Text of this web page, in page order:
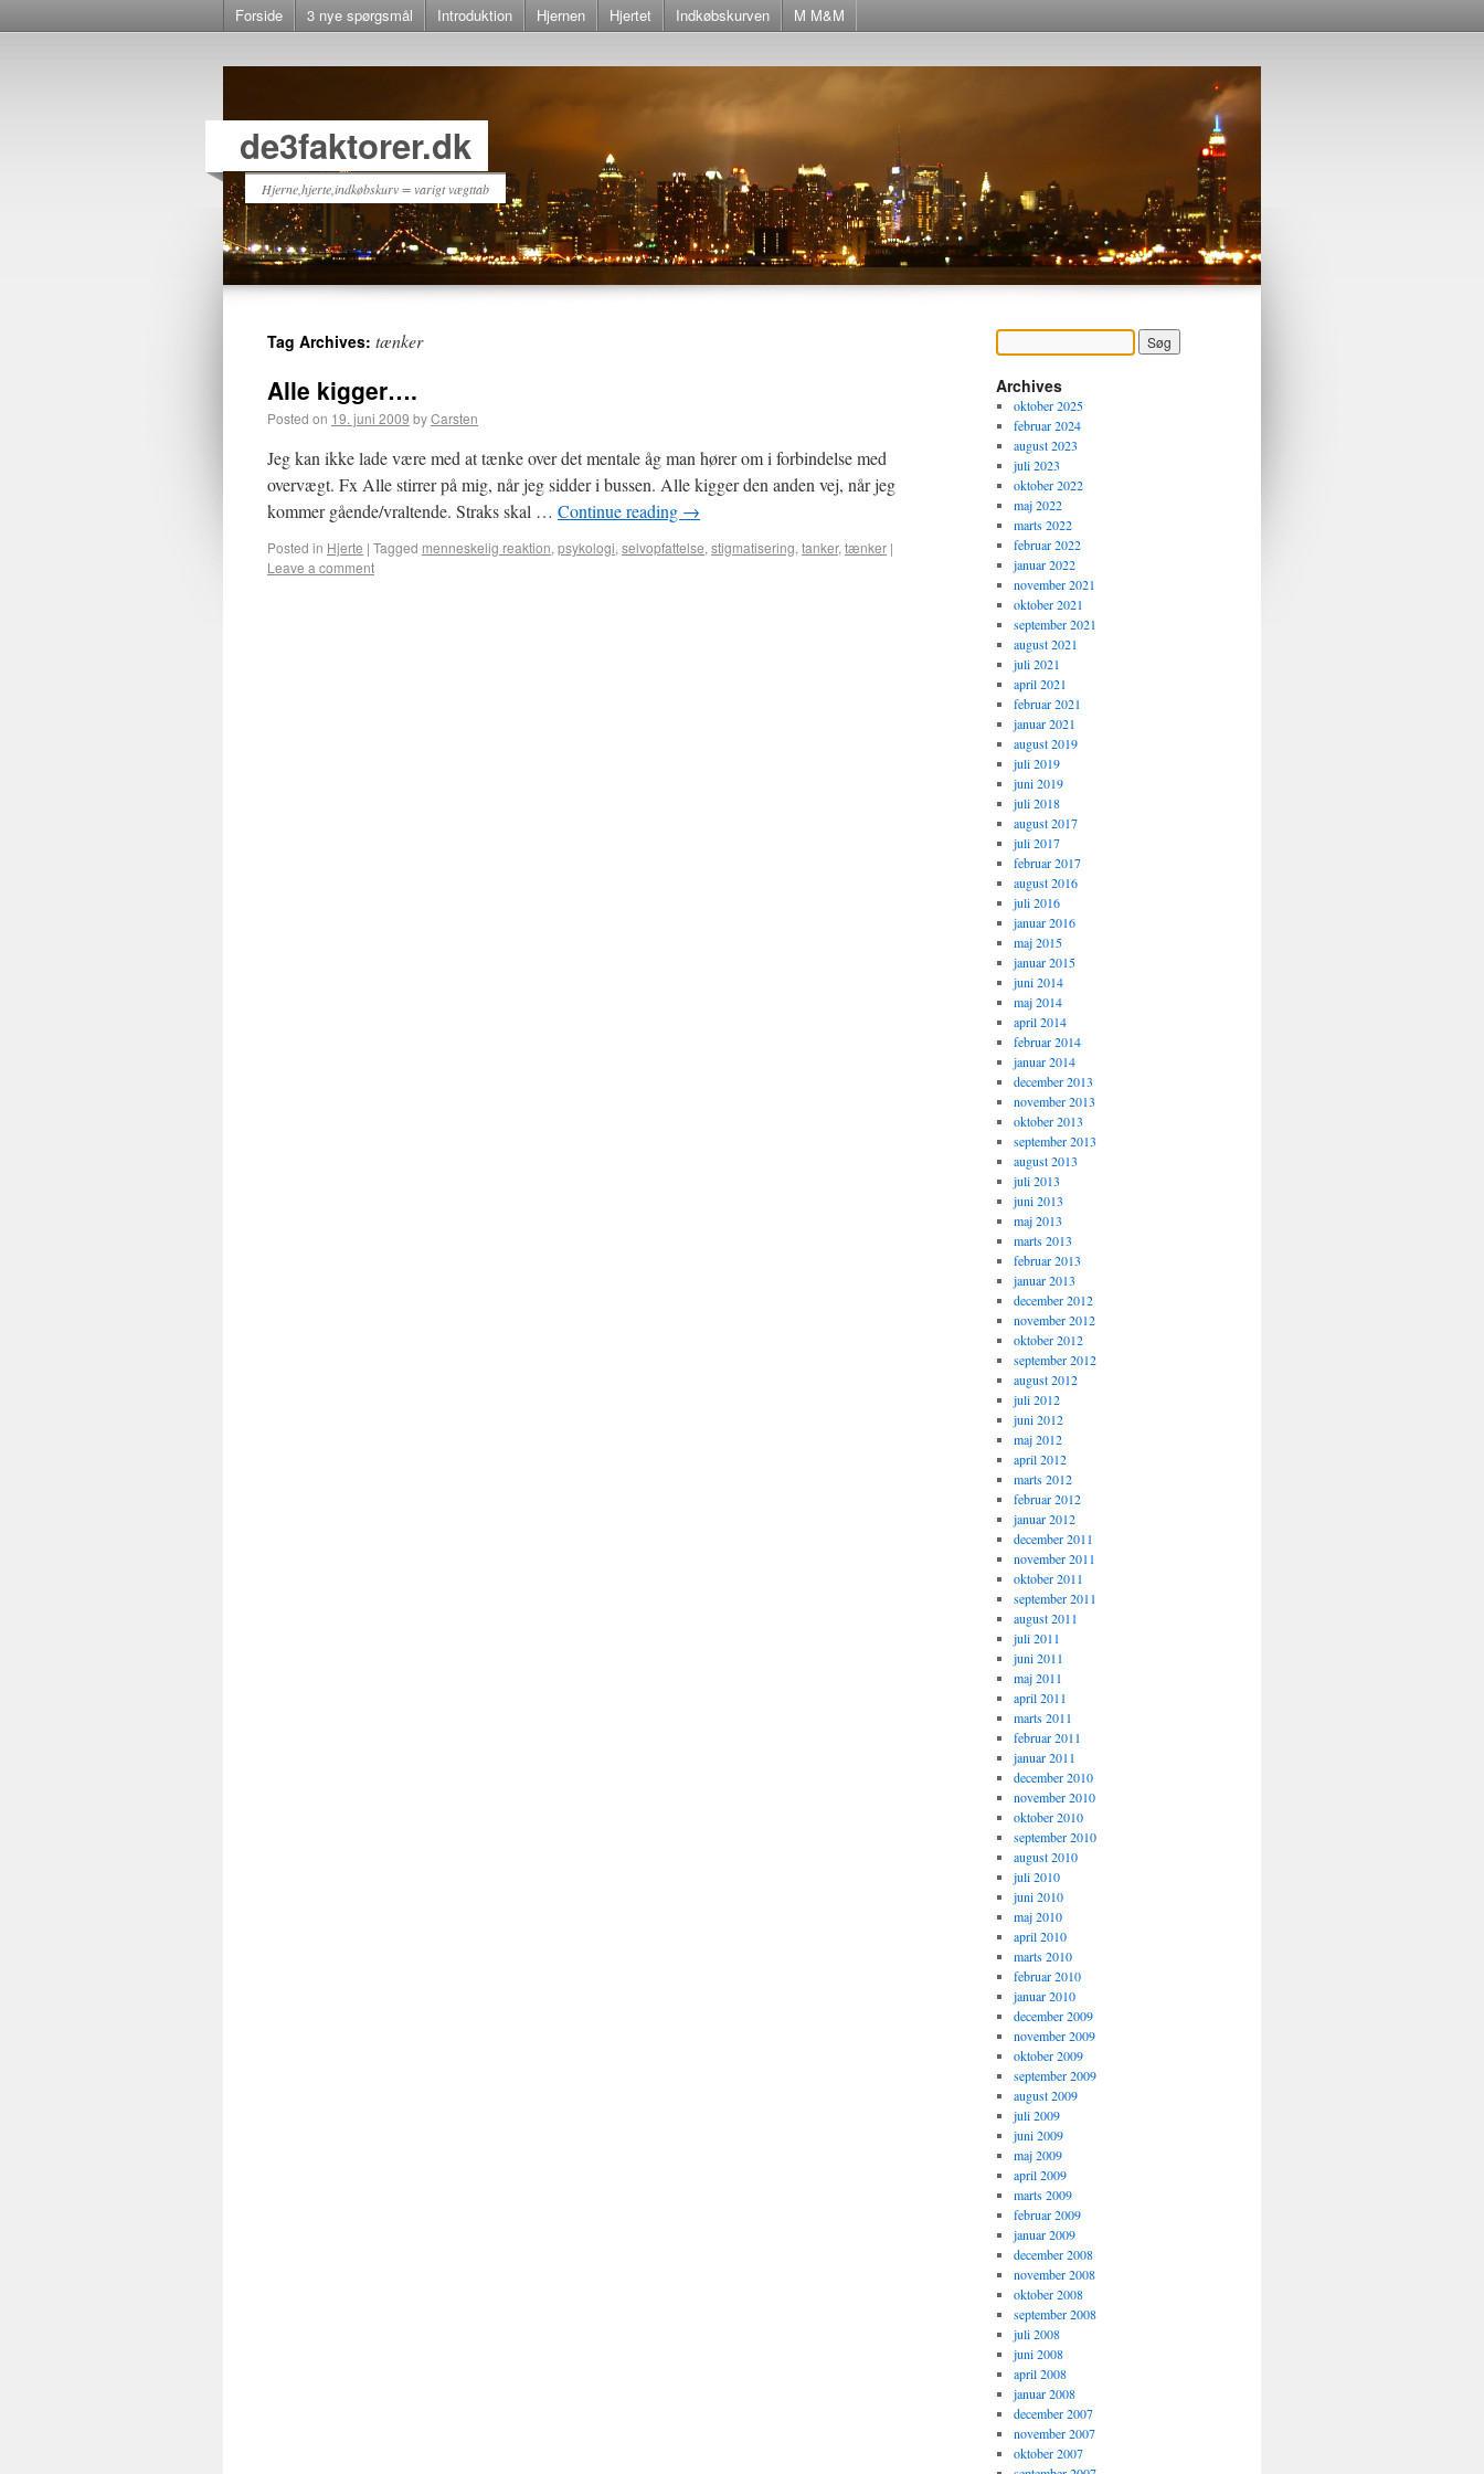
Forside 3 nye spørgsmål Introduktion Hjernen Hjertet Indkøbskurven M M&M
de3faktorer.dk
Hjerne,hjerte,indkøbskurv = varigt vægttab
Tag Archives: tænker
Alle kigger….
Posted on 19. juni 2009 byCarsten
Jeg kan ikke lade være med at tænke over det mentale åg man hører om i forbindelse med
overvægt. Fx Alle stirrer på mig, når jeg sidder i bussen. Alle kigger den anden vej, når jeg
kommer gående/vraltende. Straks skal … Continue reading →
Posted in Hjerte | Tagged menneskelig reaktion, psykologi, selvopfattelse, stigmatisering, tanker, tænker |
Leave a comment
Archives
oktober 2025
februar 2024
august 2023
juli 2023
oktober 2022
maj 2022
marts 2022
februar 2022
januar 2022
november 2021
oktober 2021
september 2021
august 2021
juli 2021
april 2021
februar 2021
januar 2021
august 2019
juli 2019
juni 2019
juli 2018
august 2017
juli 2017
februar 2017
august 2016
juli 2016
januar 2016
maj 2015
januar 2015
juni 2014
maj 2014
april 2014
februar 2014
januar 2014
december 2013
november 2013
oktober 2013
september 2013
august 2013
juli 2013
juni 2013
maj 2013
marts 2013
februar 2013
januar 2013
december 2012
november 2012
oktober 2012
september 2012
august 2012
juli 2012
juni 2012
maj 2012
april 2012
marts 2012
februar 2012
januar 2012
december 2011
november 2011
oktober 2011
september 2011
august 2011
juli 2011
juni 2011
maj 2011
april 2011
marts 2011
februar 2011
januar 2011
december 2010
november 2010
oktober 2010
september 2010
august 2010
juli 2010
juni 2010
maj 2010
april 2010
marts 2010
februar 2010
januar 2010
december 2009
november 2009
oktober 2009
september 2009
august 2009
juli 2009
juni 2009
maj 2009
april 2009
marts 2009
februar 2009
januar 2009
december 2008
november 2008
oktober 2008
september 2008
juli 2008
juni 2008
april 2008
januar 2008
december 2007
november 2007
oktober 2007